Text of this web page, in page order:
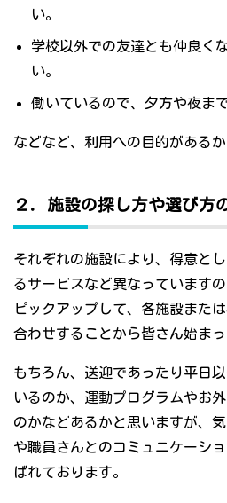
い。
学校以外での友達とも仲良く
い。
働いているので、夕方や夜ま
などなど、利用への目的があるか
２．施設の探し方や選び方
それぞれの施設により、得意と
るサービスなど異なっています
ピックアップして、各施設また
合わせすることから皆さん始まっ
もちろん、送迎であったり平日
いるのか、運動プログラムやお
のかなどあるかと思いますが、
や職員さんとのコミュニケーシ
ばれております。